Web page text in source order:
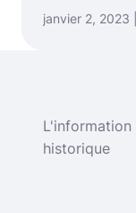
janvier 2, 2023
L'information
historique